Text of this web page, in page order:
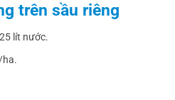
trên sầu riêng
lít nước.
ha.